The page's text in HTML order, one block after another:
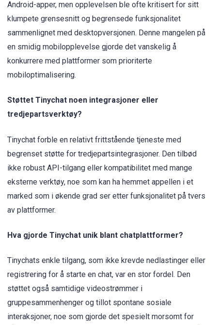
Android-apper, men opplevelsen ble ofte kritisert for sitt
klumpete grensesnitt og begrensede funksjonalitet
sammenlignet med desktopversjonen. Denne mangelen på
en smidig mobilopplevelse gjorde det vanskelig å
konkurrere med plattformer som prioriterte
mobiloptimalisering.
Støttet Tinychat noen integrasjoner eller
tredjepartsverktøy?
Tinychat forble en relativt frittstående tjeneste med
begrenset støtte for tredjepartsintegrasjoner. Den tilbød
ikke robust API-tilgang eller kompatibilitet med mange
eksterne verktøy, noe som kan ha hemmet appellen i et
marked som i økende grad ser etter funksjonalitet på tvers
av plattformer.
Hva gjorde Tinychat unik blant chatplattformer?
Tinychats enkle tilgang, som ikke krevde nedlastinger eller
registrering for å starte en chat, var en stor fordel. Den
støttet også samtidige videostrømmer i
gruppesammenhenger og tillot spontane sosiale
interaksjoner, noe som gjorde det spesielt morsomt for